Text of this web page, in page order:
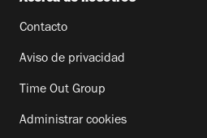
Contacto
Aviso de privacidad
Time Out Group
Administrar cookies